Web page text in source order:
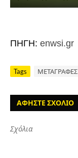
ΠΗΓΗ: enwsi.gr
Tags ΜΕΤΑΓΡΑΦΕΣ
ΑΦΗΣΤΕ ΣΧΟΛΙΟ
Σχόλια